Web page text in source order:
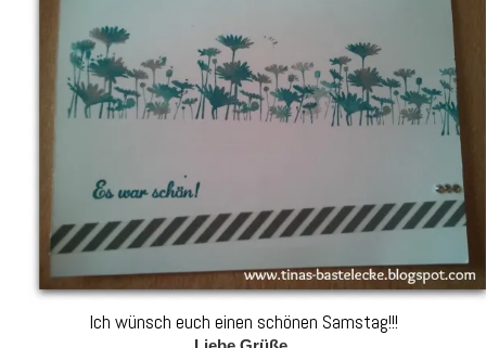
Ich wünsch euch einen schönen Samstag!!!